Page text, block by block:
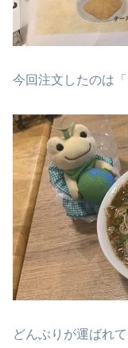
今回注文したのは「
どんぶりが運ばれ